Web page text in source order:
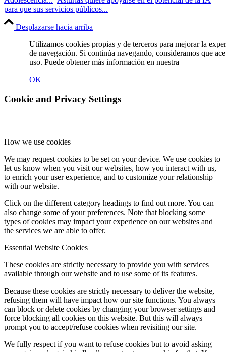
para que sus servicios públicos...
Desplazarse hacia arriba
Utilizamos cookies propias y de terceros para mejorar la
de navegación. Si continúa navegando, consideramos que
uso. Puede obtener más información en nuestra
OK
Cookie and Privacy Settings
How we use cookies
We may request cookies to be set on your device. We use cookies to
let us know when you visit our websites, how you interact with us,
to enrich your user experience, and to customize your relationship
with our website.
Click on the different category headings to find out more. You can
also change some of your preferences. Note that blocking some
types of cookies may impact your experience on our websites and
the services we are able to offer.
Essential Website Cookies
These cookies are strictly necessary to provide you with services
available through our website and to use some of its features.
Because these cookies are strictly necessary to deliver the website,
refusing them will have impact how our site functions. You always
can block or delete cookies by changing your browser settings and
force blocking all cookies on this website. But this will always
prompt you to accept/refuse cookies when revisiting our site.
We fully respect if you want to refuse cookies but to avoid asking